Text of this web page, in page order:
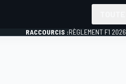
RACCOURCIS :RÈGLEMENT F1 2026